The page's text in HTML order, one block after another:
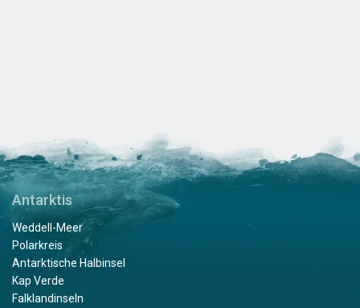
Antarktis
Weddell-Meer
Polarkreis
Antarktische Halbinsel
Kap Verde
Falklandinseln